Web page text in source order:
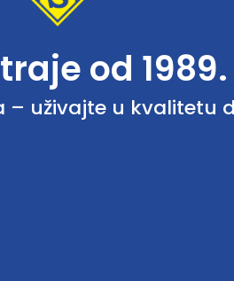
od
– uživajte u kvalitetu